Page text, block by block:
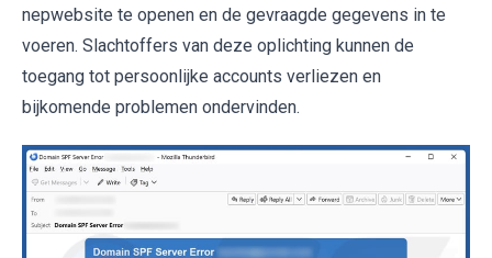
nepwebsite te openen en de gevraagde gegevens in te
voeren. Slachtoffers van deze oplichting kunnen de
toegang tot persoonlijke accounts verliezen en
bijkomende problemen ondervinden.